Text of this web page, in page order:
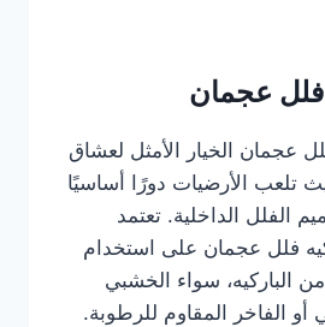
فلل عجمان
عجمان الخيار الأمثل لعشاق
تلعب الأرضيات دورًا أساسيًا
الفلل الداخلية. تعتمد
فلل عجمان على استخدام
من الباركيه، سواء الخشبي
أو الفاخر المقاوم للرطوبة.